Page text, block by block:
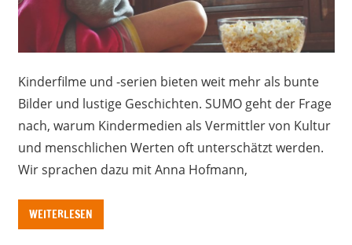
Kinderfilme und -serien bieten weit mehr als bunte
Bilder und lustige Geschichten. SUMO geht der Frage
nach, warum Kindermedien als Vermittler von Kultur
und menschlichen Werten oft unterschätzt werden.
Wir sprachen dazu mit Anna Hofmann,
WEITERLESEN